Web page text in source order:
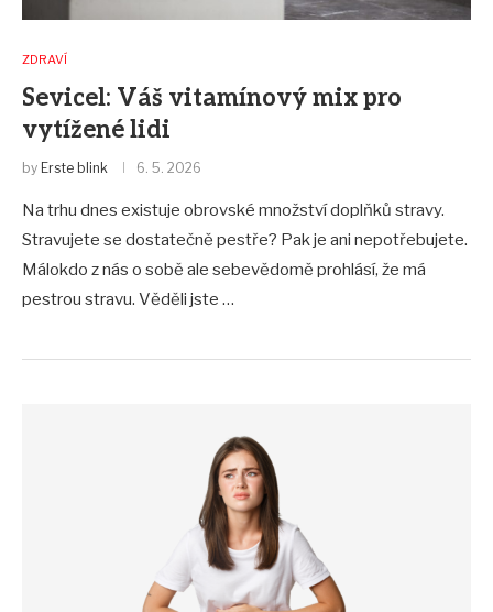
ZDRAVÍ
Sevicel: Váš vitamínový mix pro
vytížené lidi
by Erste blink 6. 5. 2026
Na trhu dnes existuje obrovské množství doplňků stravy.
Stravujete se dostatečně pestře? Pak je ani nepotřebujete.
Málokdo z nás o sobě ale sebevědomě prohlásí, že má
pestrou stravu. Věděli jste …